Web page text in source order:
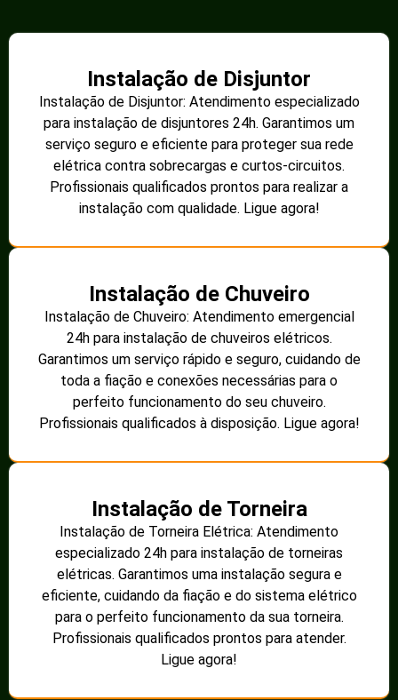
Instalação de Disjuntor
Instalação de Disjuntor: Atendimento especializado
para instalação de disjuntores 24h. Garantimos um
serviço seguro e eficiente para proteger sua rede
elétrica contra sobrecargas e curtos-circuitos.
Profissionais qualificados prontos para realizar a
instalação com qualidade. Ligue agora!
Instalação de Chuveiro
Instalação de Chuveiro: Atendimento emergencial
24h para instalação de chuveiros elétricos.
Garantimos um serviço rápido e seguro, cuidando de
toda a fiação e conexões necessárias para o
perfeito funcionamento do seu chuveiro.
Profissionais qualificados à disposição. Ligue agora!
Instalação de Torneira
Instalação de Torneira Elétrica: Atendimento
especializado 24h para instalação de torneiras
elétricas. Garantimos uma instalação segura e
eficiente, cuidando da fiação e do sistema elétrico
para o perfeito funcionamento da sua torneira.
Profissionais qualificados prontos para atender.
Ligue agora!